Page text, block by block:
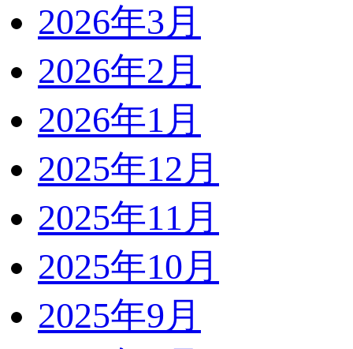
2026年3月
2026年2月
2026年1月
2025年12月
2025年11月
2025年10月
2025年9月